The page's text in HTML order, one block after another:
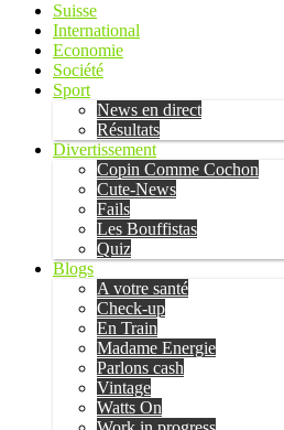
Suisse
International
Economie
Société
Sport
News en direct
Résultats
Divertissement
Copin Comme Cochon
Cute-News
Fails
Les Bouffistas
Quiz
Blogs
A votre santé
Check-up
En Train
Madame Energie
Parlons cash
Vintage
Watts On